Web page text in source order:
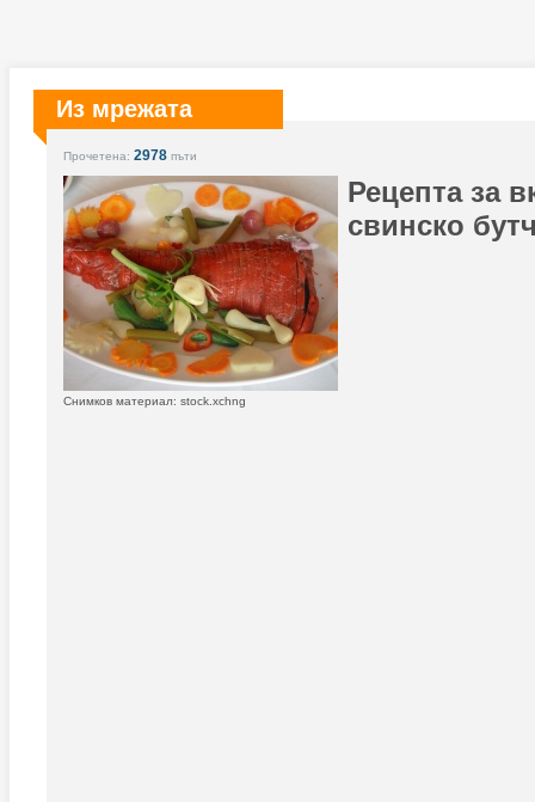
Из мрежата
Прочетена: 2978 пъти
Рецепта за
свинско
Снимков материал: stock.xchng